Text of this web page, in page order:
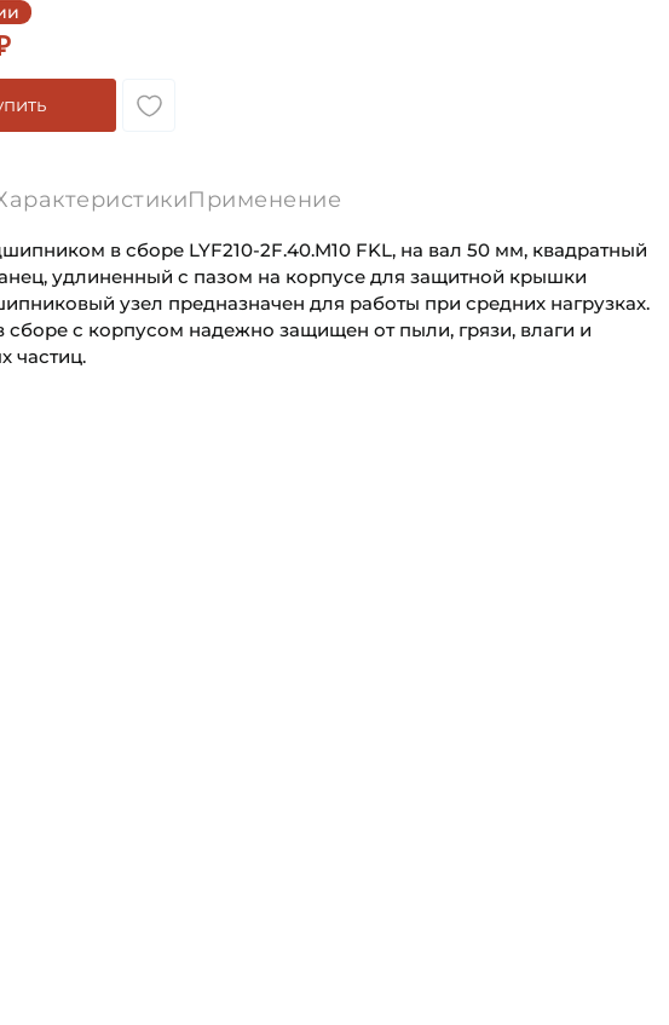
Применение
в сборе LYF210-2F.40.M10 FKL, на вал 50 мм, квадратный
удлиненный с пазом на корпусе для защитной крышки
узел предназначен для работы при средних нагрузках.
с корпусом надежно защищен от пыли, грязи, влаги и
частиц.
фланец, паз для крышки. Артикул